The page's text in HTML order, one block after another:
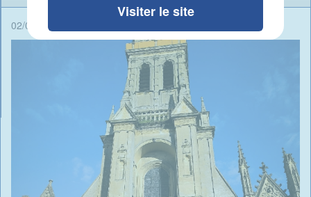
Visiter le site
02/09/2025 - 07:51 -